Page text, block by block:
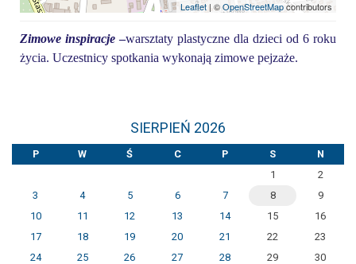
Leaflet | ©OpenStreetMapcontributors
Zimowe inspiracje –warsztaty plastyczne dla dzieci od 6 roku
życia. Uczestnicy spotkania wykonają zimowe pejzaże.
SIERPIEŃ 2026
P W Ś C P S
N
1
2
3
4 5 6 7 8
9
10
11 12 13 14 15
16
17
18 19 20 21 22
23
24
25 26 27 28 29
30